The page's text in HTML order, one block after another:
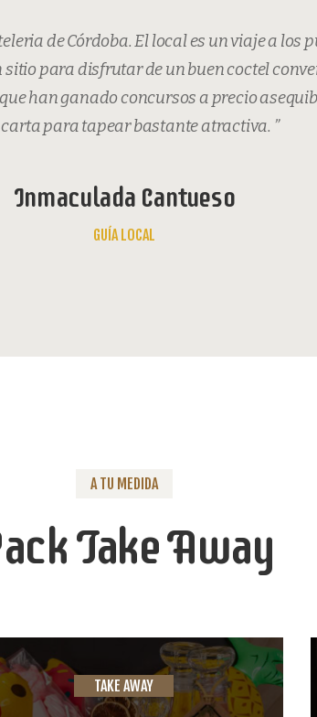
de Córdoba. El local es un viaje a los
para disfrutar de un buen coctel
han ganado concursos a precio
para tapear bastante atractiva. ”
Inmaculada Cantueso
GUÍA LOCAL
A TU MEDIDA
Take Away
TAKE AWAY